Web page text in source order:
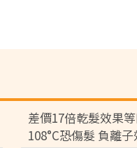
差價17倍乾髮效果
108°C恐傷髮 負離